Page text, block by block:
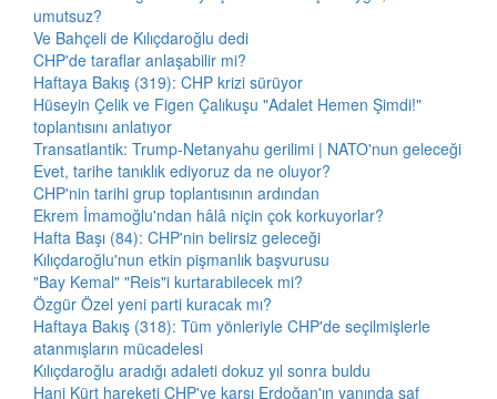
umutsuz?
Ve Bahçeli de Kılıçdaroğlu dedi
CHP'de taraflar anlaşabilir mi?
Haftaya Bakış (319): CHP krizi sürüyor
Hüseyin Çelik ve Figen Çalıkuşu "Adalet Hemen Şimdi!"
toplantısını anlatıyor
Transatlantik: Trump-Netanyahu gerilimi | NATO'nun geleceği
Evet, tarihe tanıklık ediyoruz da ne oluyor?
CHP'nin tarihi grup toplantısının ardından
Ekrem İmamoğlu'ndan hâlâ niçin çok korkuyorlar?
Hafta Başı (84): CHP'nin belirsiz geleceği
Kılıçdaroğlu'nun etkin pişmanlık başvurusu
"Bay Kemal" "Reis"i kurtarabilecek mi?
Özgür Özel yeni parti kuracak mı?
Haftaya Bakış (318): Tüm yönleriyle CHP'de seçilmişlerle
atanmışların mücadelesi
Kılıçdaroğlu aradığı adaleti dokuz yıl sonra buldu
Hani Kürt hareketi CHP'ye karşı Erdoğan'ın yanında saf